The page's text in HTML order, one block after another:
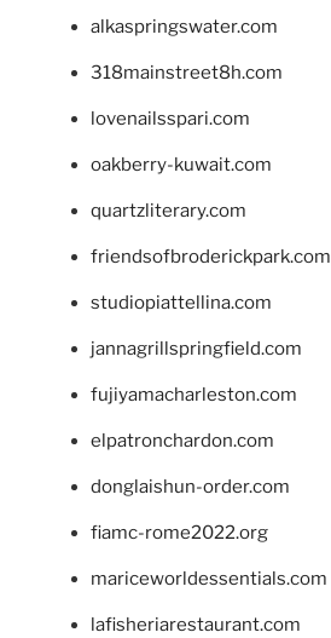
alkaspringswater.com
318mainstreet8h.com
lovenailsspari.com
oakberry-kuwait.com
quartzliterary.com
friendsofbroderickpark.com
studiopiattellina.com
jannagrillspringfield.com
fujiyamacharleston.com
elpatronchardon.com
donglaishun-order.com
fiamc-rome2022.org
mariceworldessentials.com
lafisheriarestaurant.com